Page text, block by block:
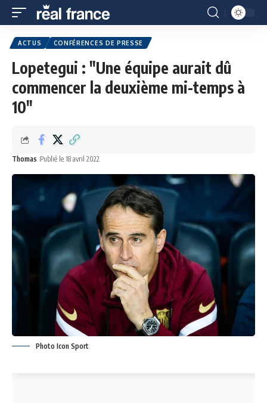
ACTUS CONFÉRENCES DE PRESSE
Lopetegui : "Une équipe aurait dû
commencer la deuxième mi-temps à
10"
Thomas Publié le 18 avril 2022
Photo Icon Sport